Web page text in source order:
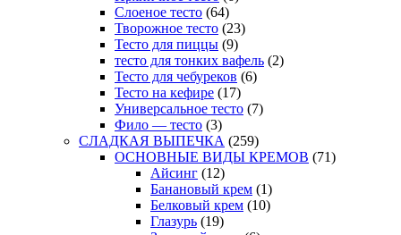
Слоеное тесто (64)
Творожное тесто (23)
Тесто для пиццы (9)
тесто для тонких вафель (2)
Тесто для чебуреков (6)
Тесто на кефире (17)
Универсальное тесто (7)
Фило — тесто (3)
СЛАДКАЯ ВЫПЕЧКА (259)
ОСНОВНЫЕ ВИДЫ КРЕМОВ (71)
Айсинг (12)
Банановый крем (1)
Белковый крем (10)
Глазурь (19)